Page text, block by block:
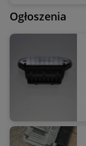
Ogłoszenia